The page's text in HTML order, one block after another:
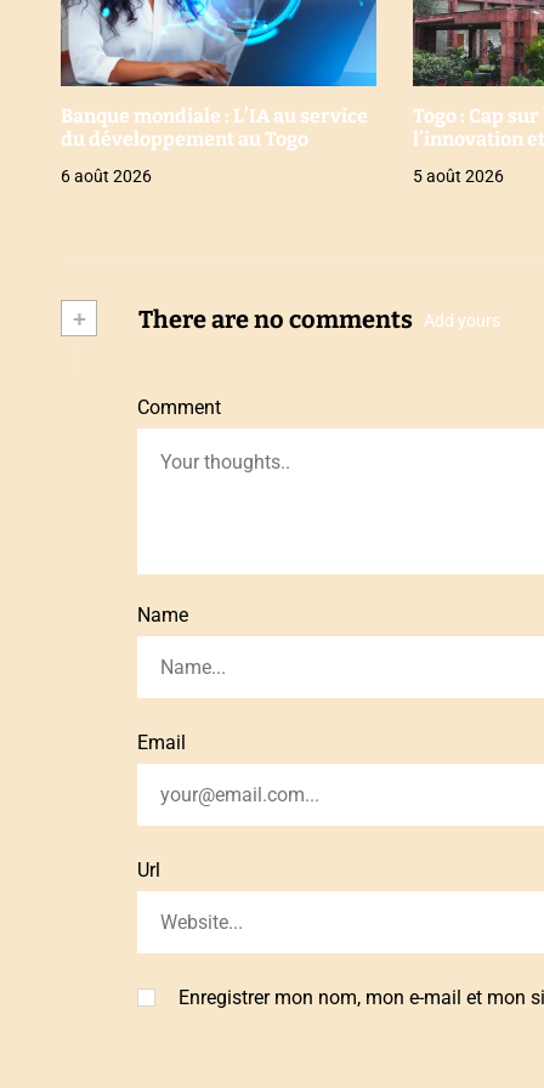
Banque mondiale : L’IA au service
du développement au Togo
6 août 2026
Togo : Cap
l’innovation
5 août 2026
+ There are no comments Add yours
Comment
Name
Email
Url
Enregistrer mon nom, mon e-mail et mon